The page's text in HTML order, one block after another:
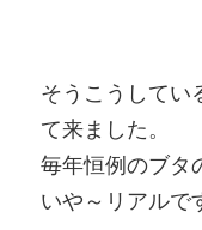
そうこうしてい
て来ました。
毎年恒例のブタ
いや～リアルで